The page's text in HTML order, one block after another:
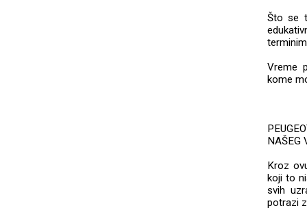
Što se
Vreme
kome
NAŠEG
Kroz
koji to
svih
potrazi